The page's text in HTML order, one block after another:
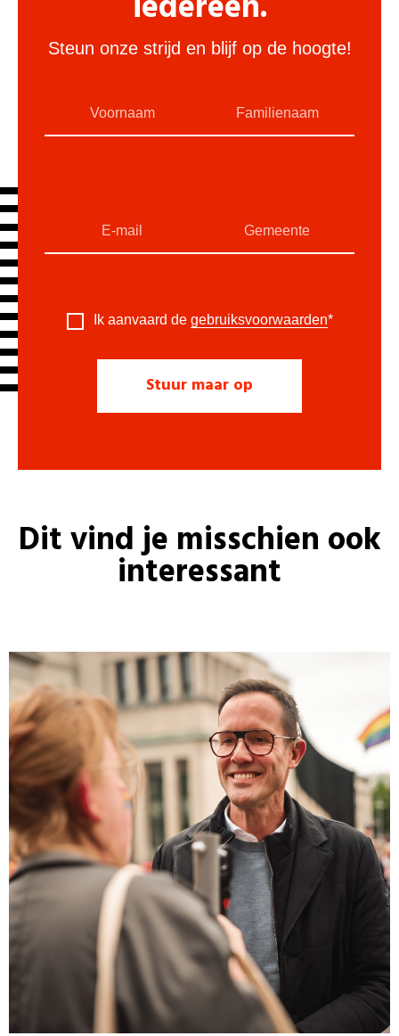
Steun onze strijd en blijf op de hoogte!
Ik aanvaard de gebruiksvoorwaarden*
Dit vind je misschien ook
interessant